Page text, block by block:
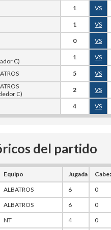
1
VS
1
VS
0
VS
C)
1
VS
5
VS
C)
2
VS
4 VS
del partido
Equipo Jugada
ALBATROS 6
0
ALBATROS 6
0
NT 4
0